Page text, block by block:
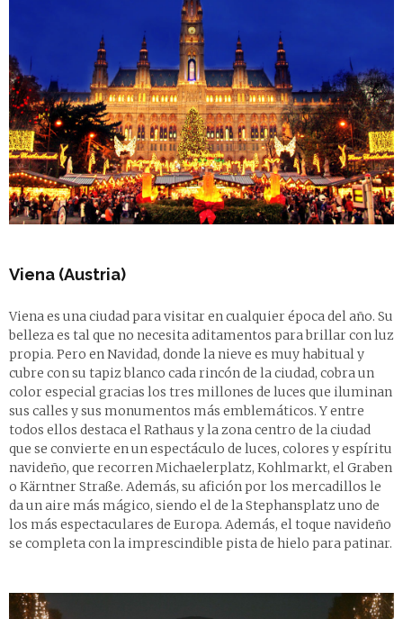
Viena (Austria)
Viena es una ciudad para visitar en cualquier época del año. Su
belleza es tal que no necesita aditamentos para brillar con luz
propia. Pero en Navidad, donde la nieve es muy habitual y
cubre con su tapiz blanco cada rincón de la ciudad, cobra un
color especial gracias los tres millones de luces que iluminan
sus calles y sus monumentos más emblemáticos. Y entre
todos ellos destaca el Rathaus y la zona centro de la ciudad
que se convierte en un espectáculo de luces, colores y espíritu
navideño, que recorren Michaelerplatz, Kohlmarkt, el Graben
o Kärntner Straße. Además, su afición por los mercadillos le
da un aire más mágico, siendo el de la Stephansplatz uno de
los más espectaculares de Europa. Además, el toque navideño
se completa con la imprescindible pista de hielo para patinar.